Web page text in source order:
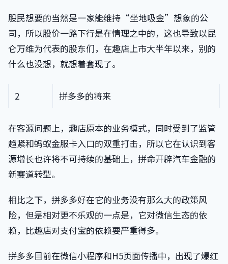
股民想要的当然是一家能维持“坐地吸金”想象的公
司，所以股价一路下行是在情理之中的，这也导致以昆
仑万维为代表的股东们，在趣店上市大半年以来，别的
什么也没想，就想着套现了。
2 拼多多的将来
在客源问题上，趣店原本的业务模式，同时受到了监管
趋紧和蚂蚁金服卡入口的双重打击，所以它在认识到客
源增长也许将不可持续的基础上，拼命开辟汽车金融的
新赛道转型。
相比之下，拼多多好在它的业务没有那么大的政策风
险，但是相对更不乐观的一点是，它对微信生态的依
赖，比趣店对支付宝的依赖要严重得多。
拼多多目前在微信小程序和H5页面传播中，出现了爆红